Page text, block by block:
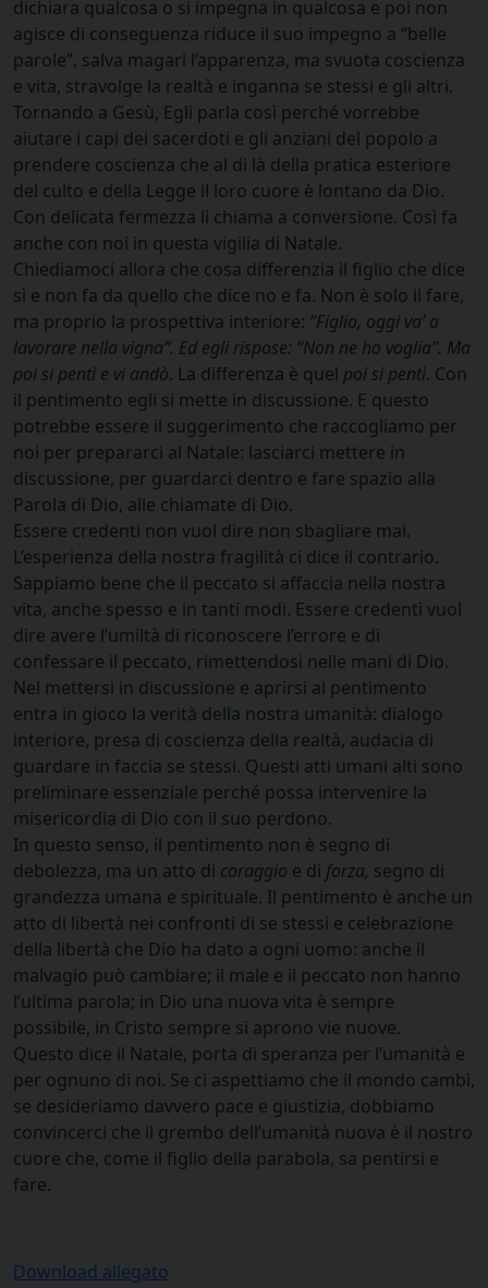
dichiara qualcosa o si impegna in qualcosa e poi non
agisce di conseguenza riduce il suo impegno a “belle
parole”, salva magari l’apparenza, ma svuota coscienza
e vita, stravolge la realtà e inganna se stessi e gli altri.
Tornando a Gesù, Egli parla così perché vorrebbe
aiutare i capi dei sacerdoti e gli anziani del popolo a
prendere coscienza che al di là della pratica esteriore
del culto e della Legge il loro cuore è lontano da Dio.
Con delicata fermezza li chiama a conversione. Così fa
anche con noi in questa vigilia di Natale.
Chiediamoci allora che cosa differenzia il figlio che dice
sì e non fa da quello che dice no e fa. Non è solo il fare,
ma proprio la prospettiva interiore: “Figlio, oggi va’ a
lavorare nella vigna”. Ed egli rispose: “Non ne ho voglia”. Ma
poi si pentì e vi andò. La differenza è quel poi si pentì. Con
il pentimento egli si mette in discussione. E questo
potrebbe essere il suggerimento che raccogliamo per
noi per prepararci al Natale: lasciarci mettere in
discussione, per guardarci dentro e fare spazio alla
Parola di Dio, alle chiamate di Dio.
Essere credenti non vuol dire non sbagliare mai.
L’esperienza della nostra fragilità ci dice il contrario.
Sappiamo bene che il peccato si affaccia nella nostra
vita, anche spesso e in tanti modi. Essere credenti vuol
dire avere l’umiltà di riconoscere l’errore e di
confessare il peccato, rimettendosi nelle mani di Dio.
Nel mettersi in discussione e aprirsi al pentimento
entra in gioco la verità della nostra umanità: dialogo
interiore, presa di coscienza della realtà, audacia di
guardare in faccia se stessi. Questi atti umani alti sono
preliminare essenziale perché possa intervenire la
misericordia di Dio con il suo perdono.
In questo senso, il pentimento non è segno di
debolezza, ma un atto di coraggio e di forza, segno di
grandezza umana e spirituale. Il pentimento è anche un
atto di libertà nei confronti di se stessi e celebrazione
della libertà che Dio ha dato a ogni uomo: anche il
malvagio può cambiare; il male e il peccato non hanno
l’ultima parola; in Dio una nuova vita è sempre
possibile, in Cristo sempre si aprono vie nuove.
Questo dice il Natale, porta di speranza per l’umanità e
per ognuno di noi. Se ci aspettiamo che il mondo cambi,
se desideriamo davvero pace e giustizia, dobbiamo
convincerci che il grembo dell’umanità nuova è il nostro
cuore che, come il figlio della parabola, sa pentirsi e
fare.
Download allegato